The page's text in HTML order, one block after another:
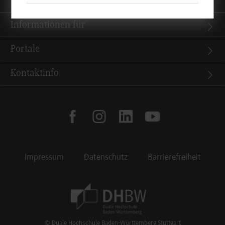
Informationen für
Portale
Kontaktinfo
facebookinstagramlinkedinyoutube
Impressum Datenschutz Barrierefreiheit
© Duale Hochschule Baden-Württemberg Stuttgart